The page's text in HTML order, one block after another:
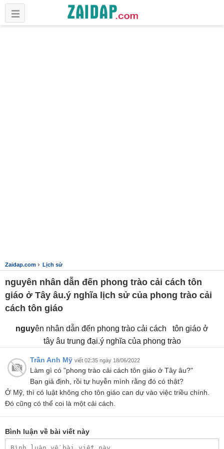
Zaidap.com › Lịch sử
nguyên nhân dẫn đến phong trào cải cách tôn
giáo ở Tây âu.ý nghĩa lịch sử của phong trào cải
cách tôn giáo
nguyên nhân dẫn đến phong trào cải cách tôn giáo ở
tây âu trung đại.ý nghĩa của phong trào
Trần Anh Mỹ viết 02:35 ngày 18/06/2022
Làm gì có "phong trào cải cách tôn giáo ở Tây âu?"
Bạn giả định, rồi tự huyễn mình rằng đó có thật?
Ở Mỹ, thì có luật không cho tôn giáo can dự vào việc triều chính.
Đó cũng có thể coi là một cải cách.
Bình luận về bài viết này